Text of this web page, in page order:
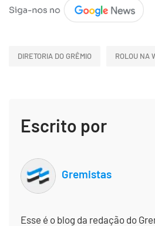
DIRETORIA DO GRÊMIO ROLOU NA
Escrito por
Gremistas
Esse é o blog da redação do